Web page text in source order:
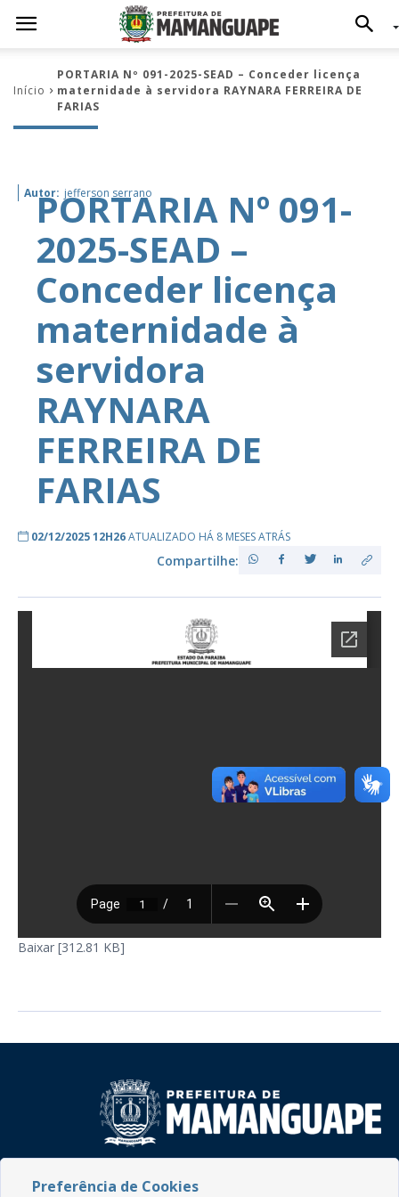
Início
PORTARIA Nº 091-2025-SEAD – Conceder licença
maternidade à servidora RAYNARA FERREIRA DE
FARIAS
Autor: jefferson serrano
PORTARIA Nº 091-
2025-SEAD –
Conceder licença
maternidade à
servidora
RAYNARA
FERREIRA DE
FARIAS
02/12/2025 12H26ATUALIZADO HÁ 8 MESES ATRÁS
Compartilhe:
Baixar [312.81 KB]
CEP: 58.280-000 - Mamanguape/PB
Preferência de Cookies